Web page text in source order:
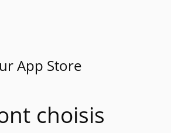
App Store
choisis